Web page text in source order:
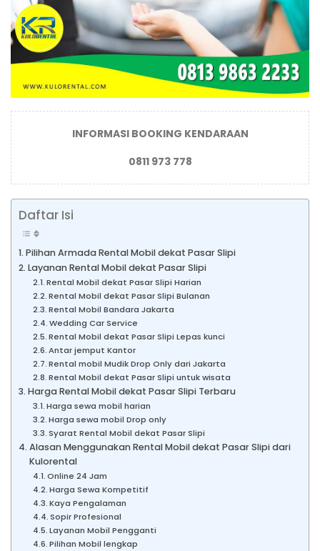
INFORMASI BOOKING KENDARAAN
0811 973 778
Daftar Isi
Pilihan Armada Rental Mobil dekat Pasar Slipi
Layanan Rental Mobil dekat Pasar Slipi
Rental Mobil dekat Pasar Slipi Harian
Rental Mobil dekat Pasar Slipi Bulanan
Rental Mobil Bandara Jakarta
Wedding Car Service
Rental Mobil dekat Pasar Slipi Lepas kunci
Antar jemput Kantor
Rental mobil Mudik Drop Only dari Jakarta
Rental Mobil dekat Pasar Slipi untuk wisata
Harga Rental Mobil dekat Pasar Slipi Terbaru
Harga sewa mobil harian
Harga sewa mobil Drop only
Syarat Rental Mobil dekat Pasar Slipi
Alasan Menggunakan Rental Mobil dekat Pasar Slipi dari
Kulorental
Online 24 Jam
Harga Sewa Kompetitif
Kaya Pengalaman
Sopir Profesional
Layanan Mobil Pengganti
Pilihan Mobil lengkap